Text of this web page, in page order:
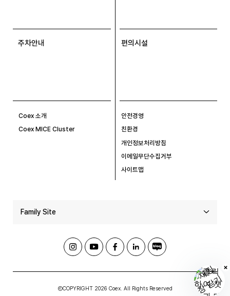
주차안내 편의시설
Coex 소개
Coex MICE Cluster
안전경영
친환경
개인정보처리방침
이메일무단수집거부
사이트맵
Family Site
ⒸCOPYRIGHT 2026 Coex. All Rights Reserved